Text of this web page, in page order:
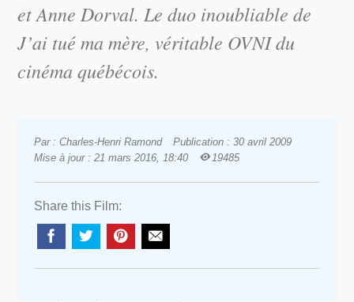
et Anne Dorval. Le duo inoubliable de
J’ai tué ma mère, véritable OVNI du
cinéma québécois.
Par : Charles-Henri Ramond
Publication : 30 avril 2009
Mise à jour : 21 mars 2016, 18:40
19485
Share this Film: